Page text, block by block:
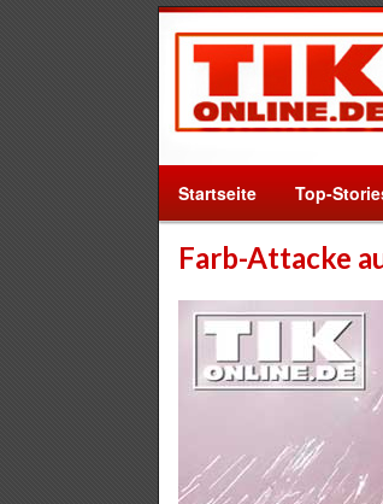
Startseite Top-
Farb-Attacke